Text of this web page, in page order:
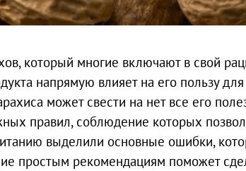
который многие включают в свой
напрямую влияет на его пользу для
может свести на нет все его
правил, соблюдение которых
выделили основные ошибки,
простым рекомендациям поможет